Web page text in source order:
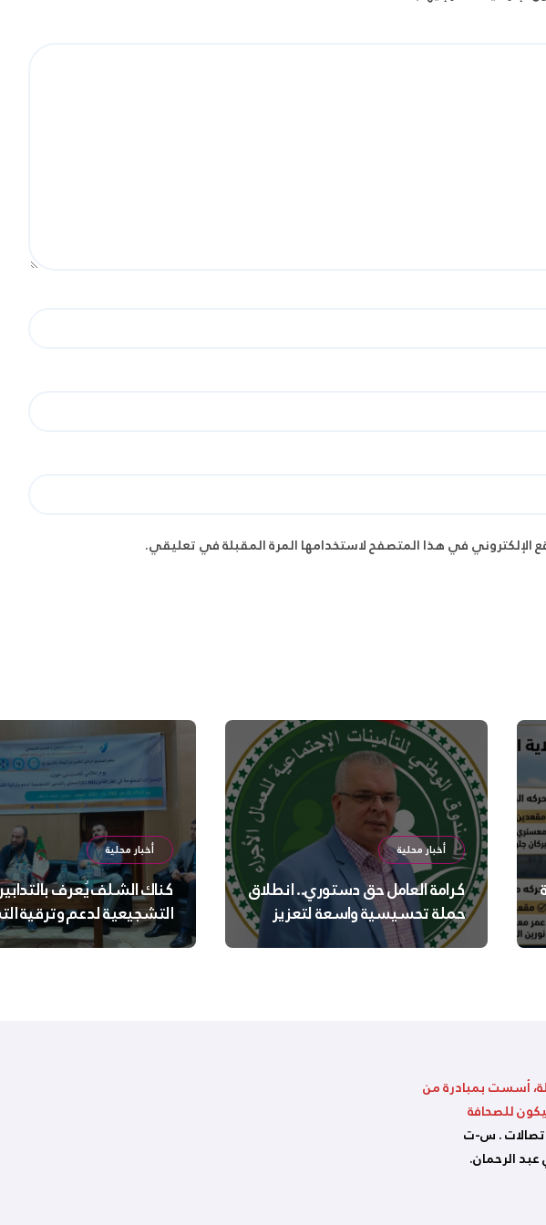
الإلكتروني في هذا المتصفح لاستخدامها المرة المقبلة في تعليقي.
أخبار محلية
كرامة العامل حق دستوري.. انطلاق
حملة تحسيسية واسعة لتعزيز
السلامة الجسدية والنفسية
أخبار محلية
كناك الشلف يُعرف
التشجيعية لدعم وترقية
أسست بمبادرة من
للصحافة
. س-ت